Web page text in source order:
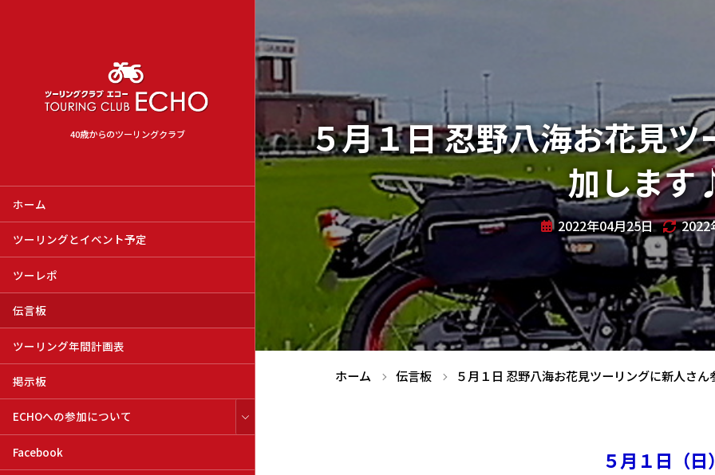
40歳からのツーリングクラブ
ホーム
ツーリングとイベント予定
ツーレポ
伝言板
ツーリング年間計画表
掲示板
ECHOへの参加について
Facebook
５月１日 忍野八海お花見
加しま
2022年04月25日 2022
ホーム 伝言板 ５月１日 忍野八海お花見ツーリングに新人さ
５月１日（日